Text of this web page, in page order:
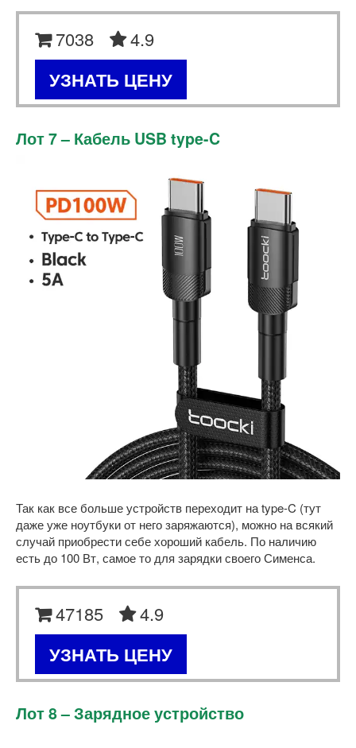
7038 4.9
УЗНАТЬ ЦЕНУ
Лот 7 – Кабель USB type-C
Так как все больше устройств переходит на type-C (тут
даже уже ноутбуки от него заряжаются), можно на всякий
случай приобрести себе хороший кабель. По наличию
есть до 100 Вт, самое то для зарядки своего Сименса.
47185 4.9
УЗНАТЬ ЦЕНУ
Лот 8 – Зарядное устройство